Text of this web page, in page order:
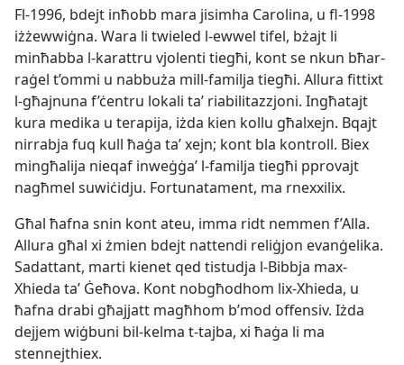
Fl-1996, bdejt inħobb mara jisimha Carolina, u fl-1998
iżżewwiġna. Wara li twieled l-ewwel tifel, bżajt li
minħabba l-karattru vjolenti tiegħi, kont se nkun bħar-
raġel t’ommi u nabbuża mill-familja tiegħi. Allura fittixt
l-għajnuna f’ċentru lokali taʼ riabilitazzjoni. Ingħatajt
kura medika u terapija, iżda kien kollu għalxejn. Bqajt
nirrabja fuq kull ħaġa taʼ xejn; kont bla kontroll. Biex
mingħalija nieqaf inweġġa’ l-familja tiegħi pprovajt
nagħmel suwiċidju. Fortunatament, ma rnexxilix.
Għal ħafna snin kont ateu, imma ridt nemmen f’Alla.
Allura għal xi żmien bdejt nattendi reliġjon evanġelika.
Sadattant, marti kienet qed tistudja l-Bibbja max-
Xhieda taʼ Ġeħova. Kont nobgħodhom lix-Xhieda, u
ħafna drabi għajjatt magħhom b’mod offensiv. Iżda
dejjem wiġbuni bil-kelma t-tajba, xi ħaġa li ma
stennejthiex.